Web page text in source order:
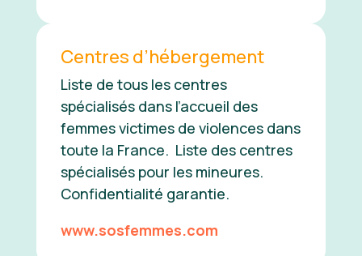
Centres d’hébergement
Liste de tous les centres
spécialisés dans l’accueil des
femmes victimes de violences dans
toute la France. Liste des centres
spécialisés pour les mineures.
Confidentialité garantie.
www.sosfemmes.com